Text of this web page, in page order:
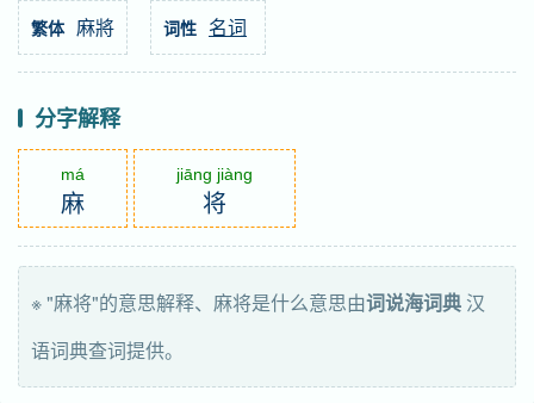
繁体 麻將 词性 名词
分字解释
má
麻
jiāng jiàng
将
※ "麻将"的意思解释、麻将是什么意思由词说海词典 汉
语词典查词提供。